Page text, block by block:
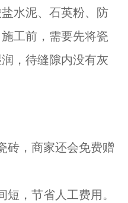
水泥、石英粉、防
工前，需要先将瓷
，待缝隙内没有灰
砖，商家还会免费赠
，节省人工费用。